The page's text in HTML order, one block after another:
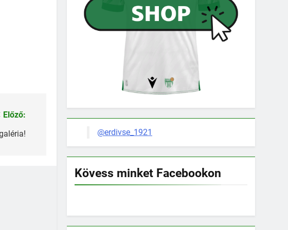
Előző:
@erdivse_1921
Kövess minket Facebookon